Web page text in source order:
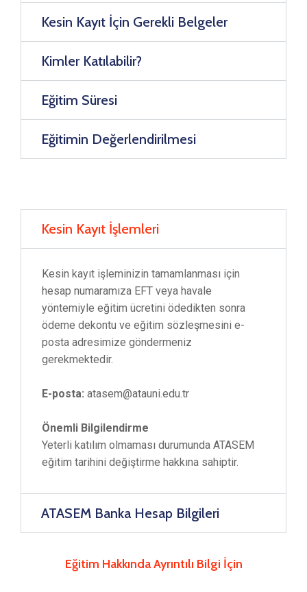
Kesin Kayıt İçin Gerekli Belgeler
Kimler Katılabilir?
Eğitim Süresi
Eğitimin Değerlendirilmesi
Kesin Kayıt İşlemleri
Kesin kayıt işleminizin tamamlanması için
hesap numaramıza EFT veya havale
yöntemiyle eğitim ücretini ödedikten sonra
ödeme dekontu ve eğitim sözleşmesini e-
posta adresimize göndermeniz
gerekmektedir.
E-posta: atasem@atauni.edu.tr
Önemli Bilgilendirme
Yeterli katılım olmaması durumunda ATASEM
eğitim tarihini değiştirme hakkına sahiptir.
ATASEM Banka Hesap Bilgileri
Eğitim Hakkında Ayrıntılı Bilgi İçin